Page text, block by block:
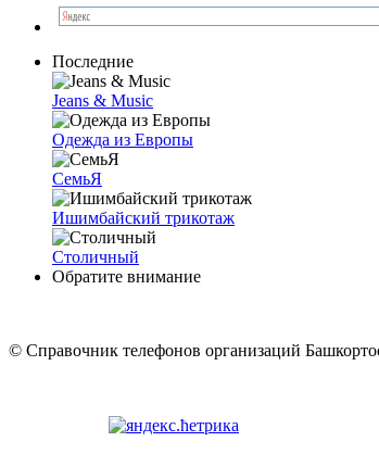
Последние
Jeans & Music
Одежда из Европы
СемьЯ
Ишимбайский трикотаж
Столичный
Обратите внимание
© Cправочник телефонов организаций